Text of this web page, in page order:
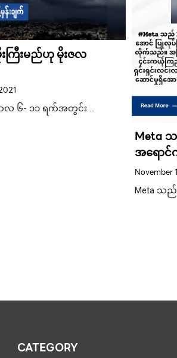
းကြီးမည်ဟု မိုးဇလ
၆- ၁၁ ရက်အတွင်း …
Meta
အရောင်
နက်ပြာရ
November
Meta သည်
CATEGORY